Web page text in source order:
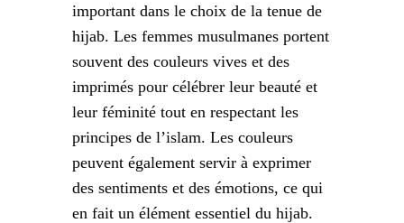
important dans le choix de la tenue de
hijab. Les femmes musulmanes portent
souvent des couleurs vives et des
imprimés pour célébrer leur beauté et
leur féminité tout en respectant les
principes de l’islam. Les couleurs
peuvent également servir à exprimer
des sentiments et des émotions, ce qui
en fait un élément essentiel du hijab.